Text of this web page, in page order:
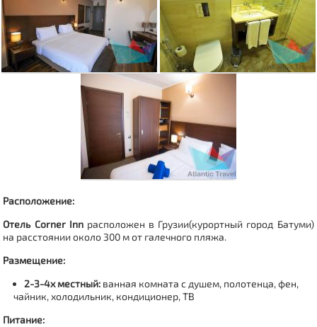
Расположение:
Отель Corner Inn расположен в Грузии(курортный город Батуми)
на расстоянии около 300 м от галечного пляжа.
Размещение:
2-3-4х местный: ванная комната с душем, полотенца, фен,
чайник, холодильник, кондиционер, ТВ
Питание: